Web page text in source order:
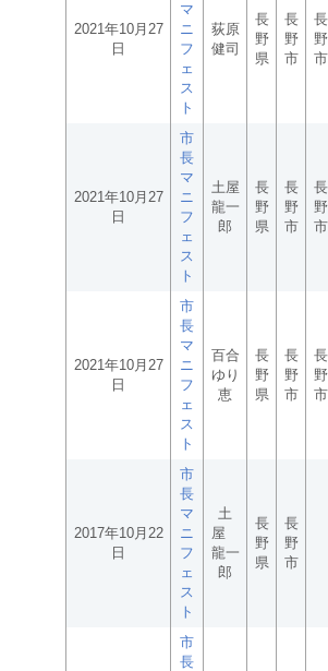
2021年10月27
日
マ
ニ
フ
ェ
ス
ト
荻原
健司
長
野
県
長
野
市
長
野
市
2021年10月27
日
市
長
マ
ニ
フ
ェ
ス
ト
土屋
龍一
郎
長
野
県
長
野
市
長
野
市
2021年10月27
日
市
長
マ
ニ
フ
ェ
ス
ト
百合
ゆり
恵
長
野
県
長
野
市
長
野
市
2017年10月22
日
市
長
マ
ニ
フ
ェ
ス
ト
土
屋
龍一
郎
長
野
県
長
野
市
市
長